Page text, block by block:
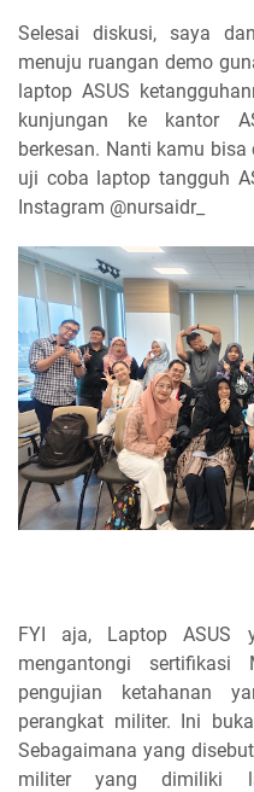
Selesai diskusi, saya
menuju ruangan demo
laptop ASUS
kunjungan ke kantor
berkesan. Nanti kamu bisa
uji coba laptop tangguh
Instagram @nursaidr_
FYI aja, Laptop ASUS
mengantongi sertifikasi
pengujian ketahanan
perangkat militer. Ini
Sebagaimana yang
militer yang dimiliki